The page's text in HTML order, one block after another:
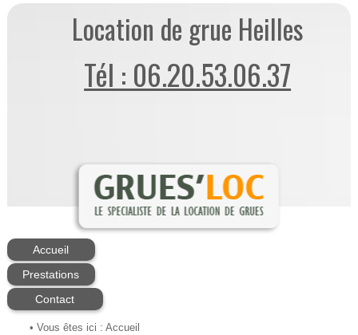
Location de grue Heilles
Tél : 06.20.53.06.37
Accueil
Prestations
Contact
• Vous êtes ici : Accueil